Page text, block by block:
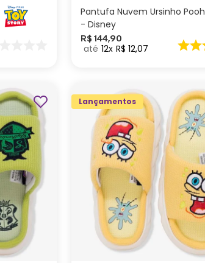
Pantufa Nuvem Ursinho Pooh
- Disney
R$ 144,90
12 R$ 12,07
Lançamentos
G M P
ADICIONAR AO
CARRINHO